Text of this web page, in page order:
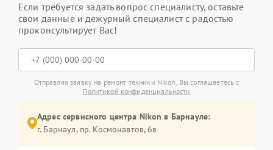
Если требуется задать вопрос специалисту, оставьте
свои данные и дежурный специалист с радостью
проконсультирует Вас!
Отправляя заявку на ремонт техники Nikon, Вы соглашаетесь с
Политикой конфиденциальности
Адрес сервисного центра Nikon в Барнауле:
г. Барнаул, ​пр. Космонавтов, 6в